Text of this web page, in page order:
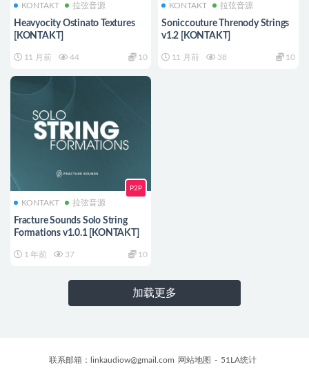
KONTAKT 拉弦音源
Heavyocity Ostinato Textures
[KONTAKT]
11 月前 44 10
KONTAKT 拉弦音源
Soniccouture Threnody Strings
v1.2 [KONTAKT]
11 月前 38 10
P2P
KONTAKT 拉弦音源
Fracture Sounds Solo String
Formations v1.0.1 [KONTAKT]
1 年前 37 10
加载更多
联系邮箱： linkaudiow@gmail.com 网站地图 - 51LA统计